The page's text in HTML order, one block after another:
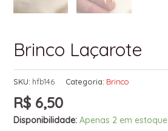
Brinco Laçarote
SKU: hfb146 Categoria: Brinco
R$6,50
Disponibilidade: Apenas 2 em estoque